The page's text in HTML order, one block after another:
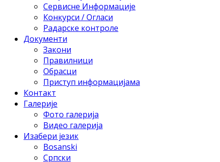
Сервисне Информације
Конкурси / Огласи
Радарске контроле
Документи
Закони
Правилници
Обрасци
Приступ информацијама
Контакт
Галерије
Фото галерија
Видео галерија
Изабери језик
Bosanski
Српски